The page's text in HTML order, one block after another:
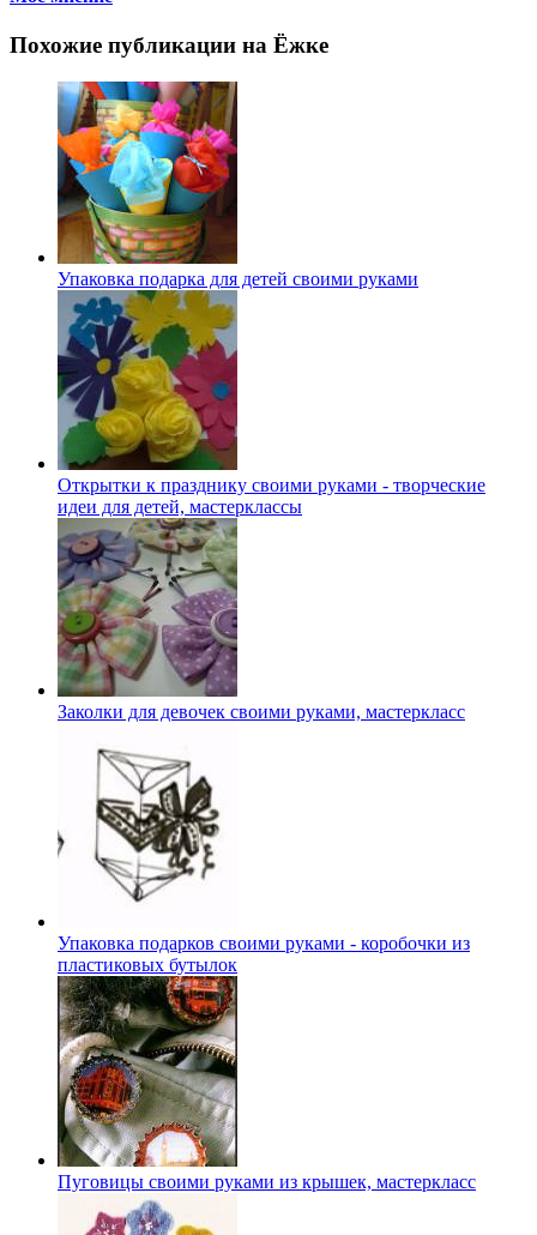
Похожие публикации на Ёжке
Упаковка подарка для детей своими руками
Открытки к празднику своими руками - творческие
идеи для детей, мастерклассы
Заколки для девочек своими руками, мастеркласс
Упаковка подарков своими руками - коробочки из
пластиковых бутылок
Пуговицы своими руками из крышек, мастеркласс